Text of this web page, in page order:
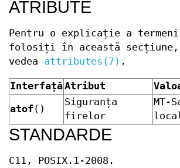
ATRIBUTE
Pentru o explicație a
folosiți în această
vedea attributes(7) .
InterfațăAtribut
atof ()
Siguranța
firelor
MT-
STANDARDE
C11, POSIX.1-2008.